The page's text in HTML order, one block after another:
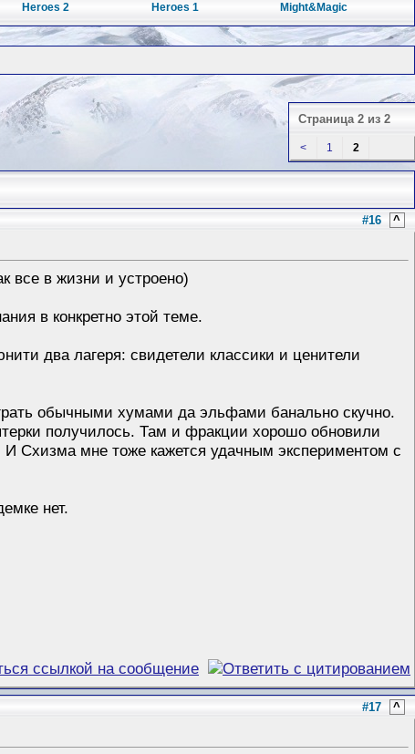
Heroes 2 Heroes 1 Might&Magic
Страница 2 из 2
< 1 2
#16 ^
все в жизни и устроено)
в конкретно этой теме.
два лагеря: свидетели классики и ценители
обычными хумами да эльфами банально скучно.
получилось. Там и фракции хорошо обновили
И Схизма мне тоже кажется удачным экспериментом с
нет.
#17 ^